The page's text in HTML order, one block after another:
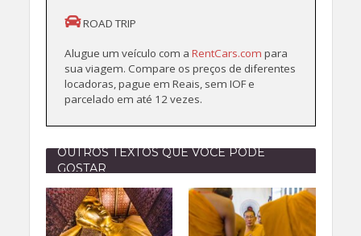
ROAD TRIP
Alugue um veículo com aRentCars.compara
sua viagem. Compare os preços de diferentes
locadoras, pague em Reais, sem IOF e
parcelado em até 12 vezes.
OUTROS TEXTOS QUE VOCÊ PODE
GOSTAR